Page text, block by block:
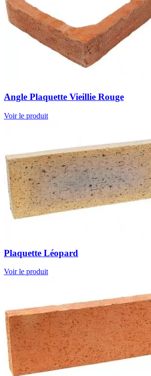
Angle Plaquette Vieillie Rouge
Voir le produit
Plaquette Léopard
Voir le produit